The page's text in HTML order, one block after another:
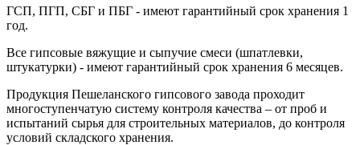
ГСП, ПГП, СБГ и ПБГ - имеют гарантийный срок хранения 1
год.
Все гипсовые вяжущие и сыпучие смеси (шпатлевки,
штукатурки) - имеют гарантийный срок хранения 6 месяцев.
Продукция Пешеланского гипсового завода проходит
многоступенчатую систему контроля качества – от проб и
испытаний сырья для строительных материалов, до контроля
условий складского хранения.